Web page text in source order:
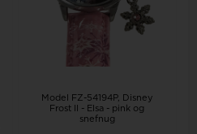
Model FZ-54194P
Disney
Frost II - Elsa - pink og
snefnug